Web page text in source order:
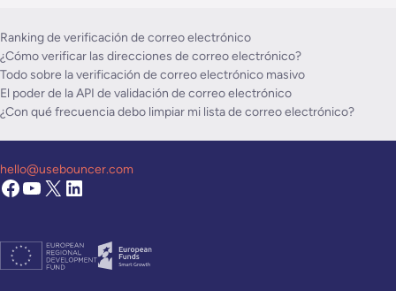
Ranking de verificación de correo electrónico
¿Cómo verificar las direcciones de correo electrónico?
Todo sobre la verificación de correo electrónico masivo
El poder de la API de validación de correo electrónico
¿Con qué frecuencia debo limpiar mi lista de correo electrónico?
hello@usebouncer.com